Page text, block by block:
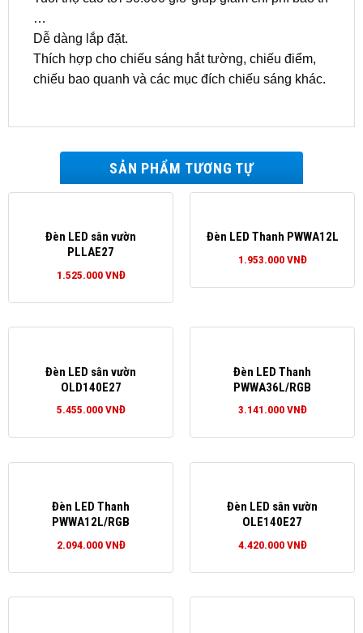
…
Dễ dàng lắp đặt.
Thích hợp cho chiếu sáng hắt tường, chiếu điểm,
chiếu bao quanh và các mục đích chiếu sáng khác.
SẢN PHẨM TƯƠNG TỰ
Đèn LED sân vườn
PLLAE27
1.525.000VNĐ
Đèn LED Thanh PWWA12L
1.953.000VNĐ
Đèn LED sân vườn
OLD140E27
5.455.000VNĐ
Đèn LED Thanh
PWWA36L/RGB
3.141.000VNĐ
Đèn LED Thanh
PWWA12L/RGB
2.094.000VNĐ
Đèn LED sân vườn
OLE140E27
4.420.000VNĐ